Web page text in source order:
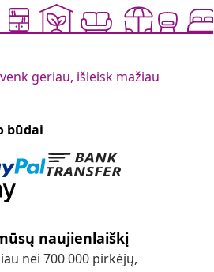
geriau, išleisk mažiau
būdai
naujienlaiškį
nei 700 000 pirkėjų,